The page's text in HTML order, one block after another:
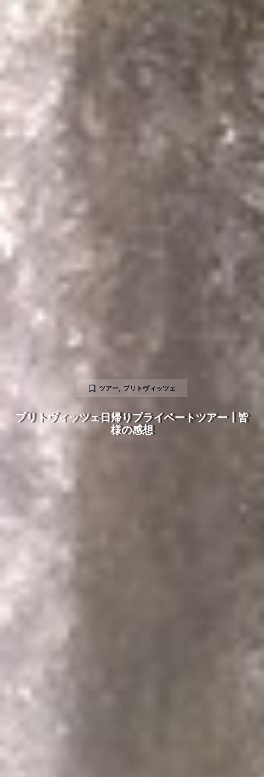
ツアー, プリトヴィッツェ
プリトヴィッツェ日帰りプライベートツアー┃皆
様の感想